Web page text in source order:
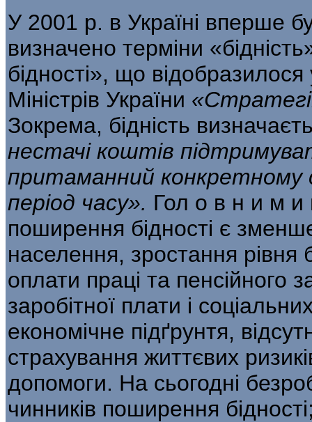
У 2001 р. в Україні вперше
визначено терміни
бідності», що
Міністрів України
Зокрема, бідність
нестачі коштів
притаманний конкретному
період часу». Гол о в н и м и
поширення бідності є
населення, зростання рівня
оплати праці та пенсійного
заробітної плати і
економічне підґрунтя,
страхування життєвих
допомоги. На сьогодні
чинників поширення